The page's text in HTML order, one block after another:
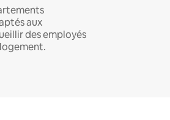
aux
des employés